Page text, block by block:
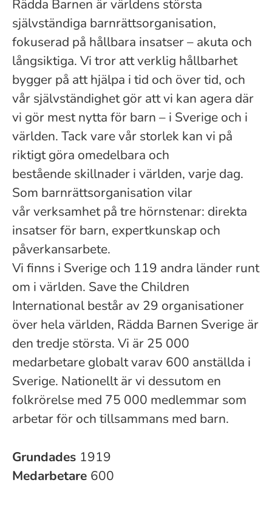
Rädda Barnen är världens största
självständiga barnrättsorganisation,
fokuserad på hållbara insatser – akuta och
långsiktiga. Vi tror att verklig hållbarhet
bygger på att hjälpa i tid och över tid, och
vår självständighet gör att vi kan agera där
vi gör mest nytta för barn – i Sverige och i
världen. Tack vare vår storlek kan vi på
riktigt göra omedelbara och
bestående skillnader i världen, varje dag.
Som barnrättsorganisation vilar
vår verksamhet på tre hörnstenar: direkta
insatser för barn, expertkunskap och
påverkansarbete.
Vi finns i Sverige och 119 andra länder runt
om i världen. Save the Children
International består av 29 organisationer
över hela världen, Rädda Barnen Sverige är
den tredje största. Vi är 25 000
medarbetare globalt varav 600 anställda i
Sverige. Nationellt är vi dessutom en
folkrörelse med 75 000 medlemmar som
arbetar för och tillsammans med barn.
Grundades 1919
Medarbetare 600